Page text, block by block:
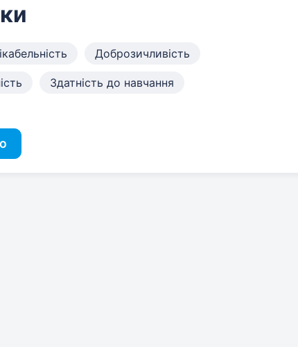
Доброзичливість
Здатність до навчання